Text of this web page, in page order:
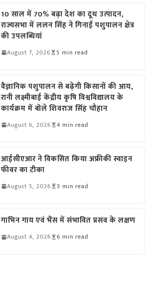
10 साल में 70% बढ़ा देश का दूध उत्पादन,
राज्यसभा में ललन सिंह ने गिनाईं पशुपालन क्षेत्र
की उपलब्धियां
August 7, 2026 5 min read
वैज्ञानिक पशुपालन से बढ़ेगी किसानों की आय,
रानी लक्ष्मीबाई केंद्रीय कृषि विश्वविद्यालय के
कार्यक्रम में बोले शिवराज सिंह चौहान
August 6, 2026 4 min read
आईसीएआर ने विकसित किया अफ्रीकी स्वाइन
फीवर का टीका
August 5, 2026 3 min read
गाभिन गाय एवं भैंस में संभावित प्रसव के लक्षण
August 4, 2026 6 min read